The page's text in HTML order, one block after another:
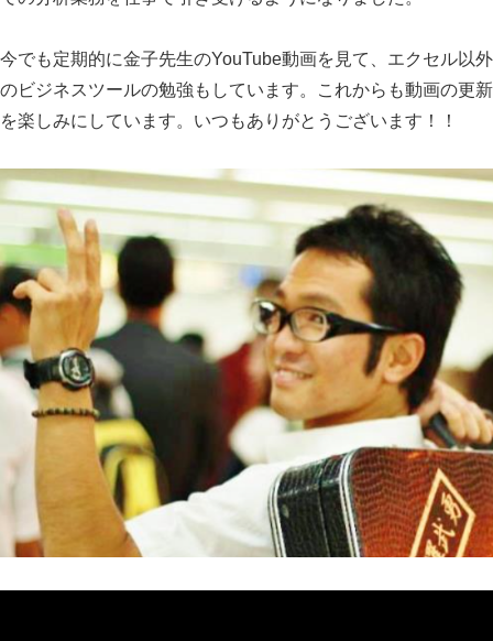
今でも定期的に金子先生のYouTube動画を見て、エクセル以外
のビジネスツールの勉強もしています。これからも動画の更新
を楽しみにしています。いつもありがとうございます！！